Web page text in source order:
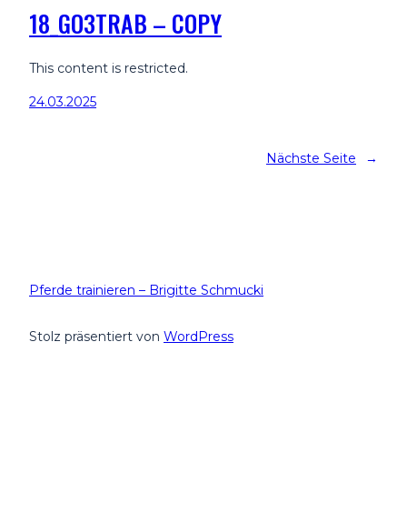
18_GO3TRAB – COPY
This content is restricted.
24.03.2025
Nächste Seite →
Pferde trainieren – Brigitte Schmucki
Stolz präsentiert von WordPress